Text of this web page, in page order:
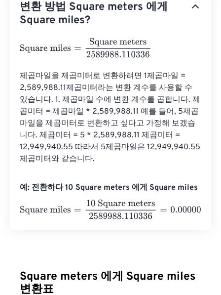
변환 방법 Square meters 에게
Square miles?
Square miles Square meters2589988.110336
제곱마일을 제곱미터로 변환하려면 1제곱마일 =
2,589,988.11제곱미터라는 변환 계수를 사용할 수
있습니다. 1. 제곱마일 수에 변환 계수를 곱합니다. 제
곱미터 = 제곱마일 * 2,589,988.11 예를 들어, 5제곱
마일을 제곱미터로 변환하고 싶다고 가정해 보겠습
니다. 제곱미터 = 5 * 2,589,988.11 제곱미터 =
12,949,940.55 따라서 5제곱마일은 12,949,940.55
제곱미터와 같습니다.
예: 전환하다 10 Square meters 에게 Square miles
Square miles
10 Square meters2589988.110336 =
Square meters 에게 Square miles
변환표